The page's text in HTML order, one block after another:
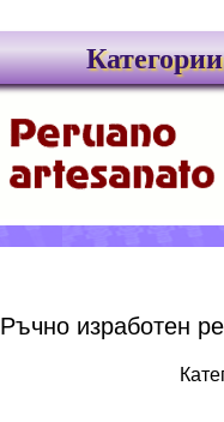
Категории
Ръчно изработен